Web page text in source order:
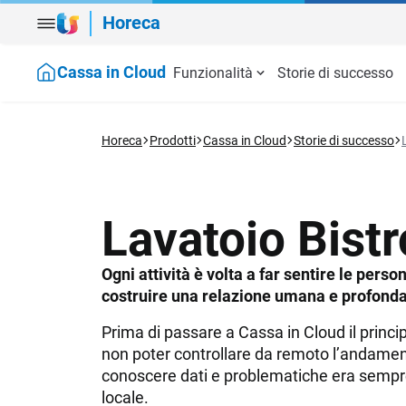
Horeca
TeamSystem Hospitality
Revenue Management
CRM e Marketing
Pagamenti digitali
Punto Cassa
Gestione
Magazzino
Add On &
Hardware
HOSPITALITY E STRUTTURE RICETTIVE
Catene alberghiere
Campeggi e resort
Cassa in Cloud Funzionalità
PUNTO CASSA
Anagrafiche aziende e clienti
Operatori e turni
Listini e menu
Fatturazione elettronica
Pagamenti digitali
SALA E
Self order e
Kitchen
Storie di successo
Aggiornamenti Cassa in Cloud Guide e
Horeca Prodotti Cassa in Cloud Storie di successo
Lavatoio
Ogni attività è volta a far sentire le
costruire una relazione umana e
Prima di passare a Cassa in Cloud il
non poter controllare da remoto
conoscere dati e problematiche era
locale.